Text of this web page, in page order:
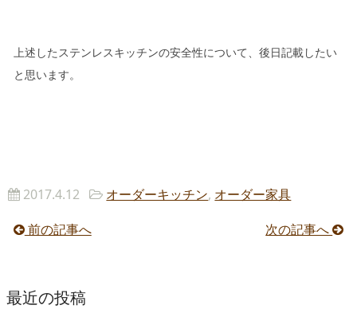
上述したステンレスキッチンの安全性について、後日記載したい
と思います。
2017.4.12 オーダーキッチン, オーダー家具
前の記事へ
次の記事へ
最近の投稿